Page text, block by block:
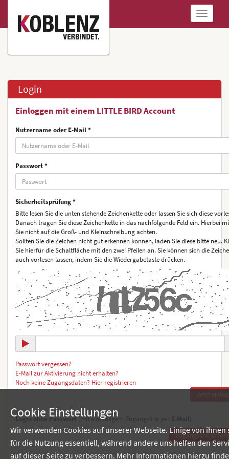
anzeigen
Login
Einloggen mit einem LITTLE BIRD Account
Nutzername oder E-Mail *
Passwort *
Sicherheitsprüfung *
Bitte lesen Sie die unten stehende Zeichenkette oder lassen Sie sich diese
Danach tragen Sie diese Zeichenkette in das nachfolgende Feld ein. Hierbei
Sie nicht auf die Groß- und Kleinschreibung achten.
Sollten Sie die Zeichen nicht gut erkennen können, laden Sie diese bitte neu.
Sie hierfür die Schaltfläche mit den zwei Pfeilen an. Sie können sich die
auch vorlesen lassen, indem Sie die Wiedergabetaste drücken.
Passwort vergessen?
E-Mail zur Aktivierung nicht erhalten?
Noch keine Zugangsdaten? Hier registrieren
Login ohne Passwort(mit einmaligem Zugangslink per
Cookie Einstellungen
Wir verwenden Cookies auf unserer Webseite. Einige von ihnen
für die Nutzung essentiell, während andere uns helfen den
auf dieser Seite zu verbessern. Mehr Informationen hierzu